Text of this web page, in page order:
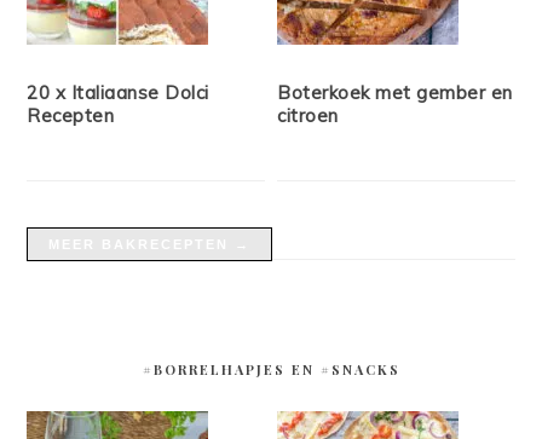
20 x Italiaanse Dolci
Recepten
Boterkoek met gember en
citroen
#BORRELHAPJES EN #SNACKS